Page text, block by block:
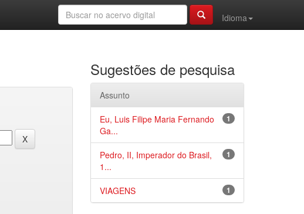
Idioma
Sugestões de pesquisa
Assunto
1
Eu, Luis Filipe Maria Fernando
Ga...
1
Pedro, II, Imperador do Brasil,
1...
1
VIAGENS